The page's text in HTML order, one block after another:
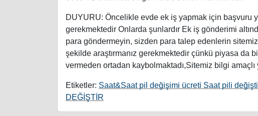
DUYURU: Öncelikle evde ek iş yapmak için başvuru
gerekmektedir Onlarda şunlardır Ek iş gönderimi
para göndermeyin, sizden para talep edenlerin
şekilde araştırmanız gerekmektedir çünkü piyasa da
vermeden ortadan kaybolmaktadı,Sitemiz bilgi amaçlı
Etiketler: Saat&Saat pil değişimi ücreti Saat pili
DEĞİŞTİR